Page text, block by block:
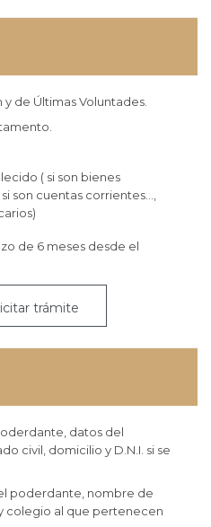
de Últimas Voluntades.
( si son bienes
son cuentas corrientes…,
de 6 meses desde el
trámite
datos del
civil, domicilio y D.N.I. si se
poderdante, nombre de
colegio al que pertenecen